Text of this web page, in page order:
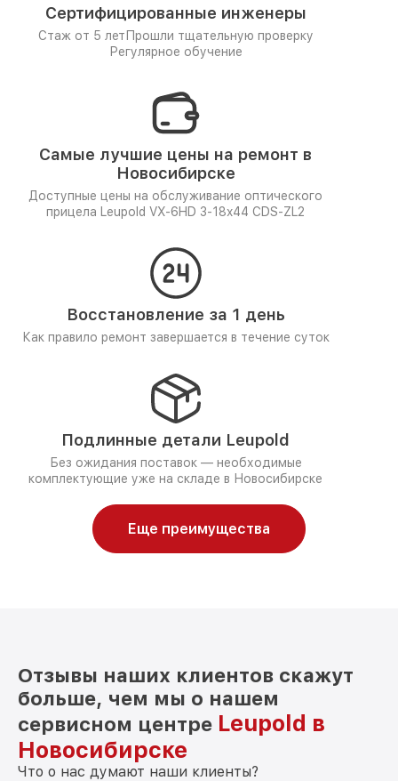
Сертифицированные инженеры
Стаж от 5 лет Прошли тщательную проверку
Регулярное обучение
Самые лучшие цены на ремонт в
Новосибирске
Доступные цены на обслуживание оптического
прицела Leupold VX-6HD 3-18x44 CDS-ZL2
Восстановление за 1 день
Как правило ремонт завершается в течение суток
Подлинные детали Leupold
Без ожидания поставок — необходимые
комплектующие уже на складе в Новосибирске
Еще преимущества
Отзывы наших клиентов скажут
больше, чем мы о нашем
сервисном центре Leupold в
Новосибирске
Что о нас думают наши клиенты?